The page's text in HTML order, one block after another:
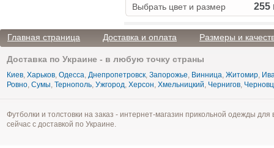
Выбрать цвет и размер 255
Главная страница Доставка и оплата Размеры и
Доставка по Украине - в любую точку страны
Киев Харьков Одесса Днепропетровск Запорожье Винница Житомир
Ровно Сумы Тернополь Ужгород Херсон Хмельницкий Чернигов
Футболки и толстовки на заказ - интернет-магазин прикольной одежды
сейчас с доставкой по Украине.